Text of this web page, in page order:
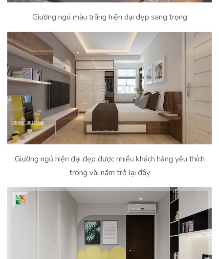
Giường ngủ màu trắng hiện đại đẹp sang trọng
Giường ngủ hiện đại đẹp được nhiều khách hàng yêu thích
trong vài năm trở lại đây